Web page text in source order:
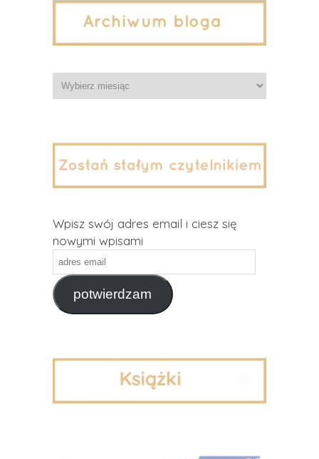
Archiwa
Wpisz swój adres email i ciesz się
nowymi wpisami
adres
email
potwierdzam